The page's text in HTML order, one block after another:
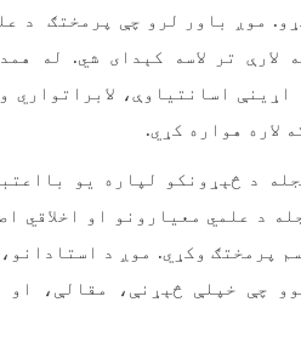
موږ باور لرو چې پرمختګ د
لارې تر لاسه کېدای شي. له
اسانتیاوې، لابراتواري
لاره هواره کړي.
د څېړونکو لپاره یو
د علمي معیارونو او اخلاقي
پرمختګ وکړي. موږ د
چې خپلې څېړنې، مقالې، او